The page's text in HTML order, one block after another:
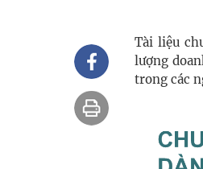
Tài liệu
lượng
trong các